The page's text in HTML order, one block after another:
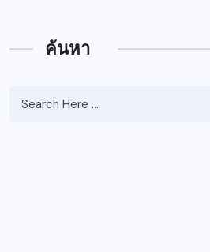
ค้นหา